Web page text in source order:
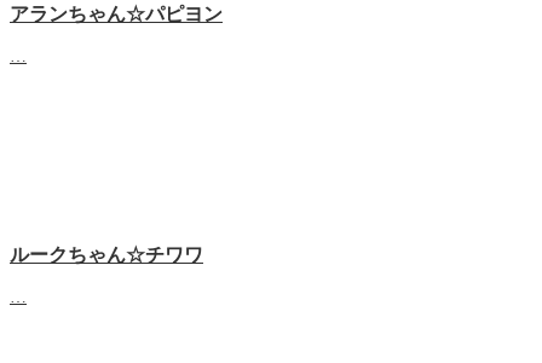
アランちゃん☆パピヨン
ルークちゃん☆チワワ